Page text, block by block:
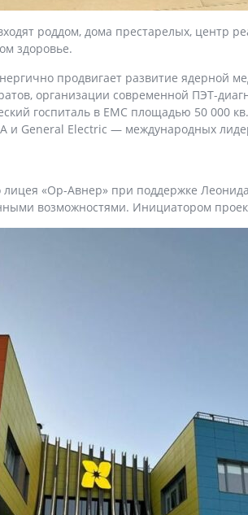
роддом, дома престарелых,
здоровье.
продвигает развитие ядерной
организации современной ПЭТ-
госпиталь в ЕМС площадью 50 000
и General Electric — международных
«Ор-Авнер» при поддержке
возможностями. Инициатором